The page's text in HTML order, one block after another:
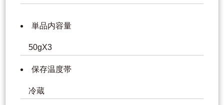
単品内容量
50gX3
保存温度帯
冷蔵